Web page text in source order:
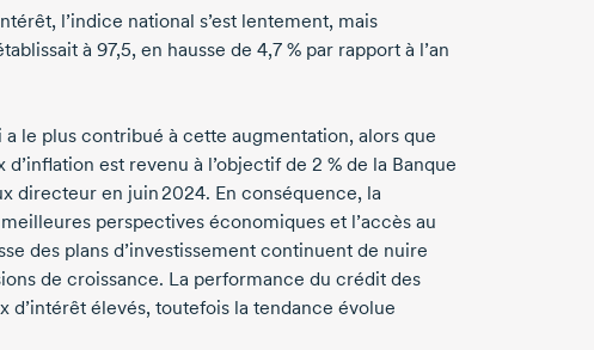
l’indice national s’est lentement, mais
à 97,5, en hausse de 4,7 % par rapport à l’an
le plus contribué à cette augmentation, alors que
est revenu à l’objectif de 2 % de la Banque
directeur en juin 2024. En conséquence, la
perspectives économiques et l’accès au
des plans d’investissement continuent de nuire
de croissance. La performance du crédit des
d’intérêt élevés, toutefois la tendance évolue